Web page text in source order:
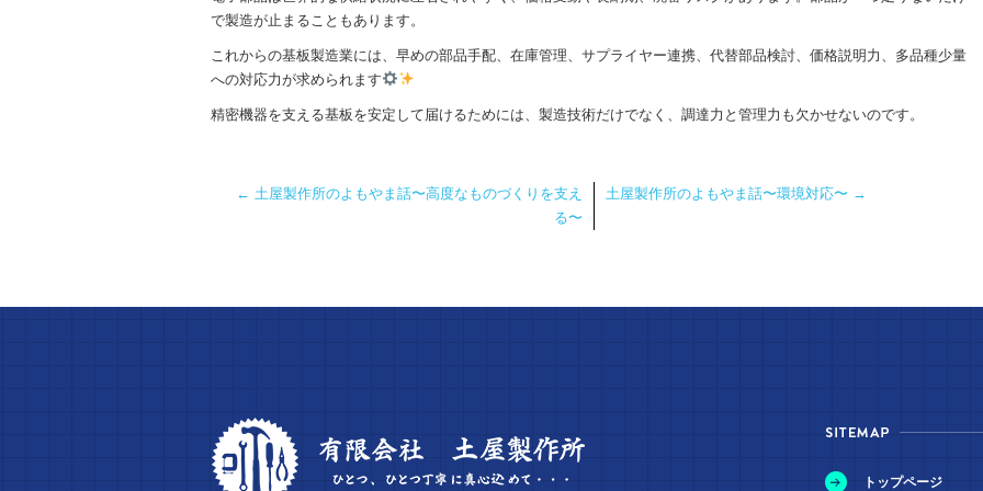
で製造が止まることもあります。
これからの基板製造業には、早めの部品手配、在庫管理、サプライヤー連携、代替部品検討、価格説明力、多品種少量
への対応力が求められます
精密機器を支える基板を安定して届けるためには、製造技術だけでなく、調達力と管理力も欠かせないのです。
← 土屋製作所のよもやま話〜高度なものづくりを支え
る〜
土屋製作所のよもやま話〜環境対応〜 →
トップページ